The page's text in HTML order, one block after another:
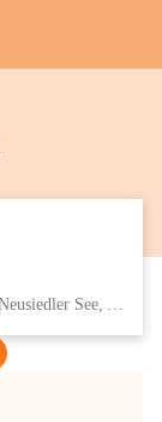
Eisenstädter Straße 18, 7091 Breitenbrunn am Neusiedler See, AUT